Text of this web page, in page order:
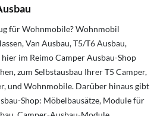
für Wohnmobile? Wohnmobil
Van Ausbau, T5/T6 Ausbau,
im Reimo Camper Ausbau-Shop
zum Selbstausbau Ihrer T5 Camper,
und Wohnmobile. Darüber hinaus gibt
Shop: Möbelbausätze, Module für